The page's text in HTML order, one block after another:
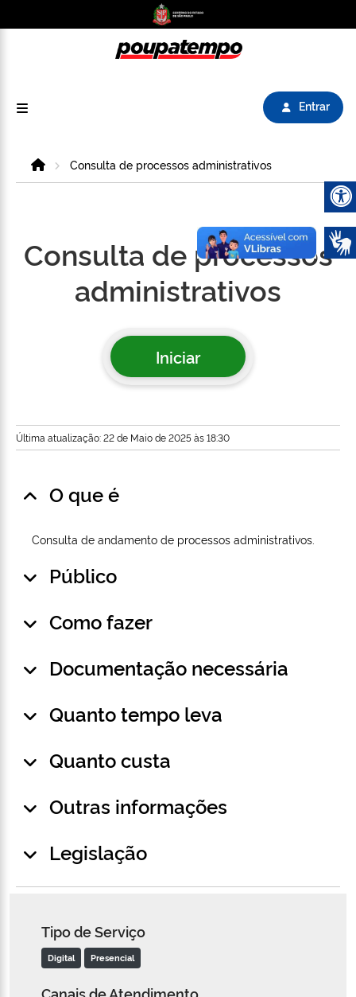
Entrar
HomeConsulta de processos administrativos
Consulta de processos
administrativos
Iniciar
Última atualização: 22 de Maio de 2025 às 18:30
O que é
Consulta de andamento de processos administrativos.
Público
Como fazer
Documentação necessária
Quanto tempo leva
Quanto custa
Outras informações
Legislação
Tipo de Serviço
Digital Presencial
Canais de Atendimento